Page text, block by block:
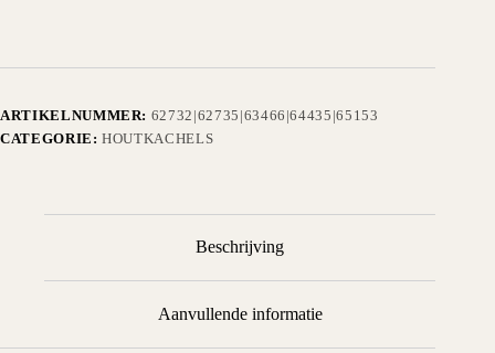
ARTIKELNUMMER: 62732|62735|63466|64435|65153
CATEGORIE:HOUTKACHELS
Beschrijving
Aanvullende informatie